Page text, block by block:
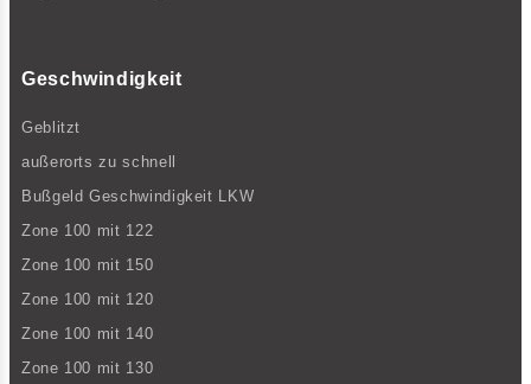
Geschwindigkeit
Geblitzt
außerorts zu schnell
Bußgeld Geschwindigkeit LKW
Zone 100 mit 122
Zone 100 mit 150
Zone 100 mit 120
Zone 100 mit 140
Zone 100 mit 130